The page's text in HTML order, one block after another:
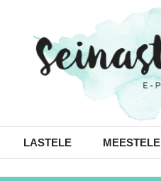
LASTELE MEESTELE